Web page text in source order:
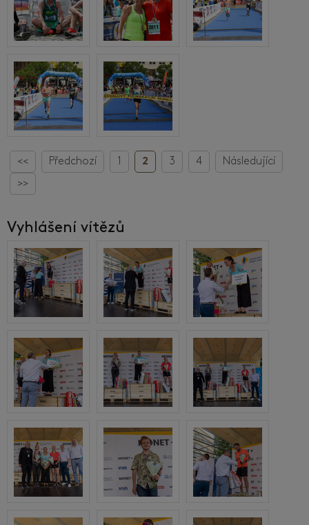
<< Předchozí 1 2 3 4
Následující
>>
Vyhlášení vítězů